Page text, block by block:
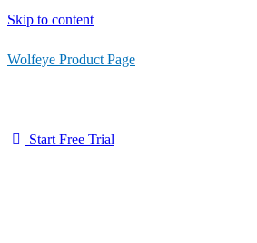
Skip to content
Wolfeye Product Page
Start Free Trial